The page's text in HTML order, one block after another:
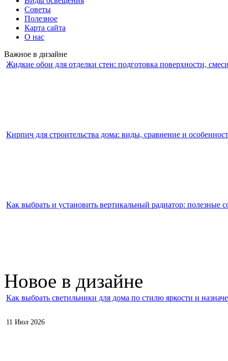
Советы
Полезное
Карта сайта
О нас
Важное в дизайне
Жидкие обои для отделки стен: подготовка поверхности,
Кирпич для строительства дома: виды, сравнение и
Как выбрать и установить вертикальный радиатор: полезные
Новое в дизайне
Как выбрать светильники для дома по стилю яркости и
11 Июл 2026